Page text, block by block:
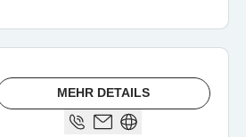
MEHR DETAILS